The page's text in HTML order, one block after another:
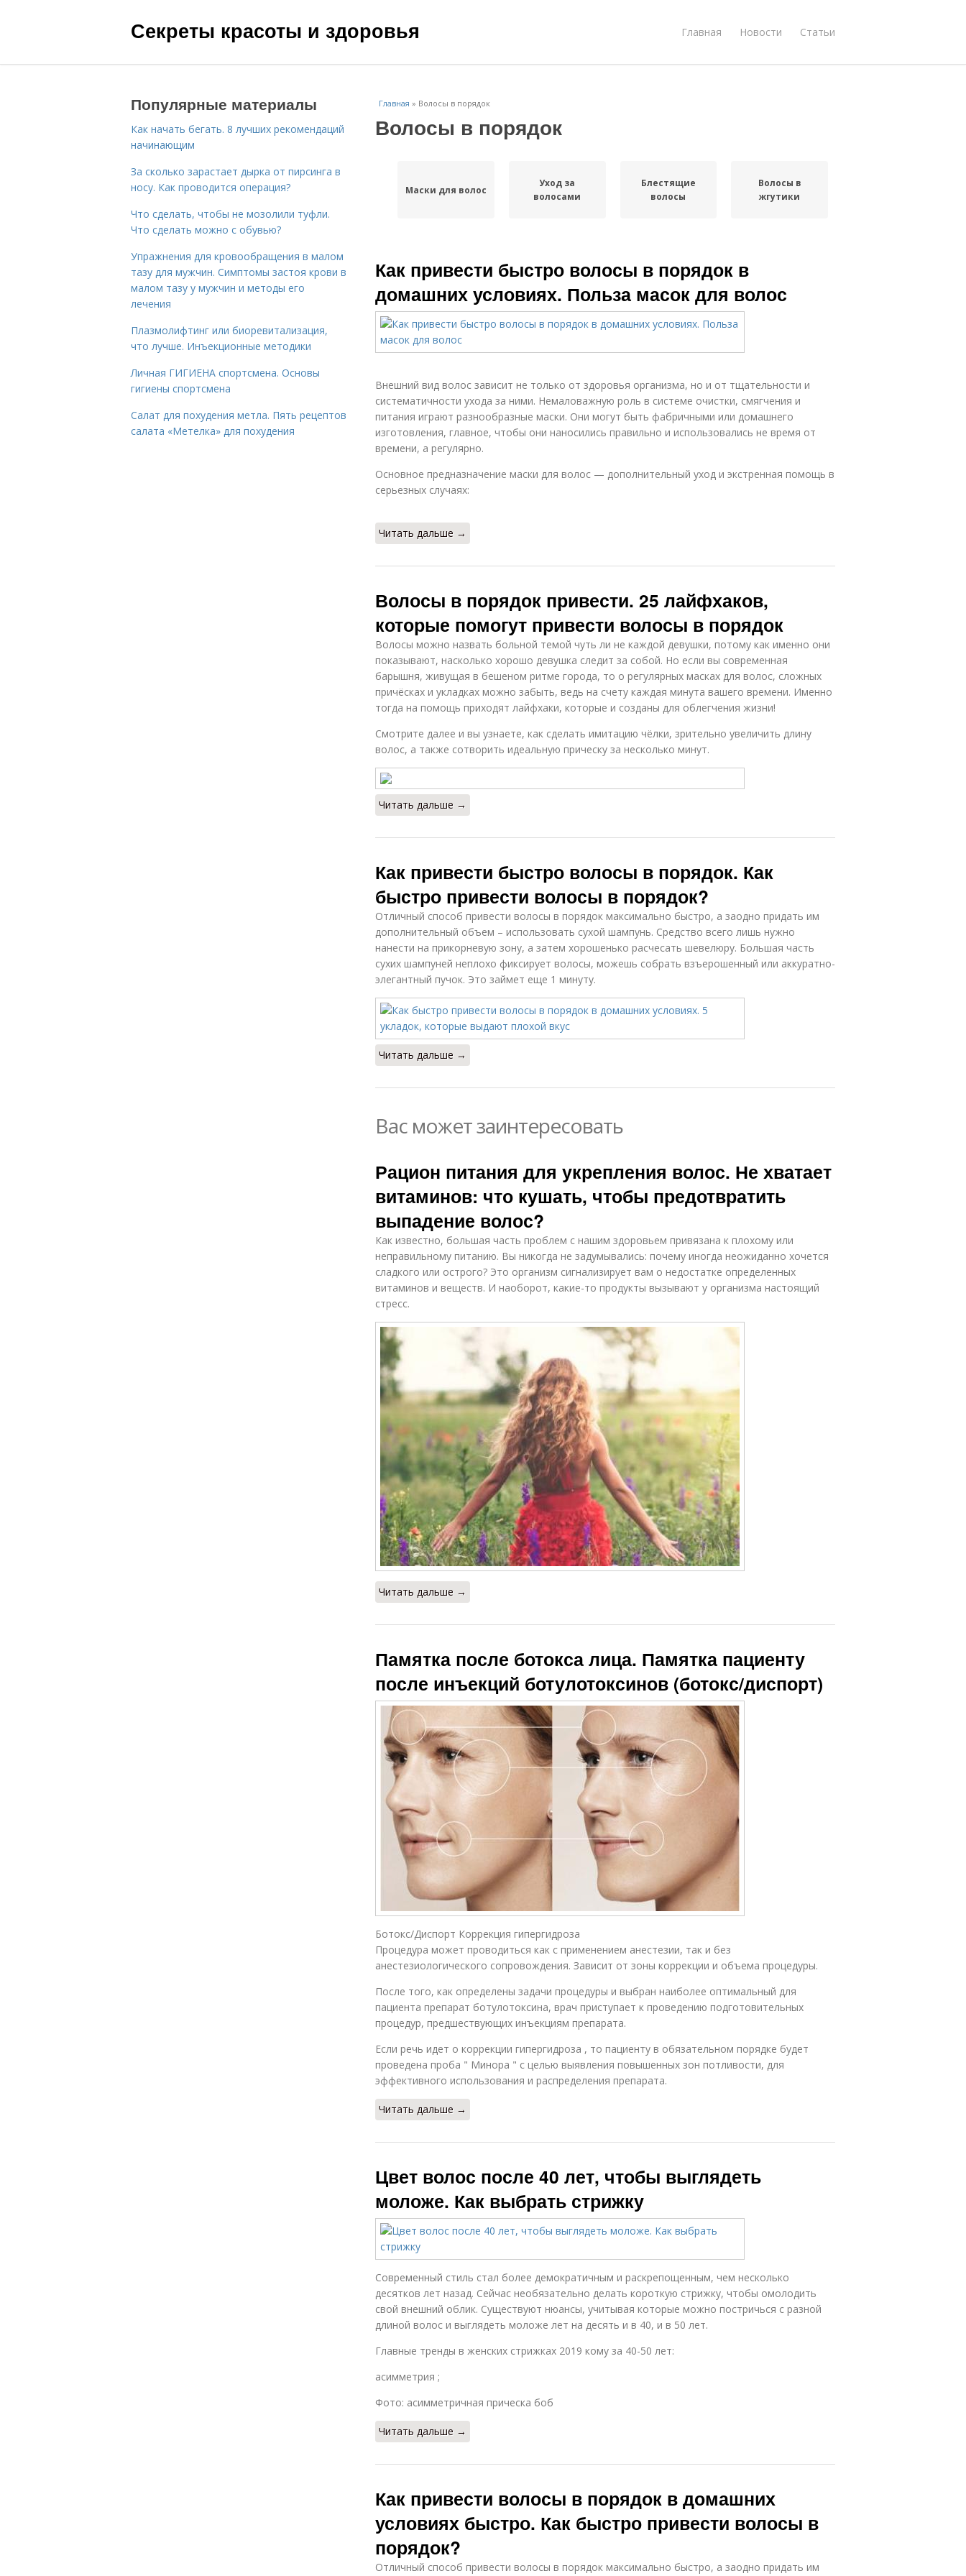
Секреты красоты и здоровья Главная Новости Статьи
Главная » Волосы в порядок
Волосы в порядок
Маски для волос
Уход за
волосами
Блестящие
волосы
Волосы в
жгутики
Как привести быстро волосы в порядок в
домашних условиях. Польза масок для волос
Внешний вид волос зависит не только от здоровья организма, но и от тщательности и
систематичности ухода за ними. Немаловажную роль в системе очистки, смягчения и
питания играют разнообразные маски. Они могут быть фабричными или домашнего
изготовления, главное, чтобы они наносились правильно и использовались не время от
времени, а регулярно.
Основное предназначение маски для волос — дополнительный уход и экстренная помощь в
серьезных случаях:
Читать дальше →
Волосы в порядок привести. 25 лайфхаков,
которые помогут привести волосы в порядок
Волосы можно назвать больной темой чуть ли не каждой девушки, потому как именно они
показывают, насколько хорошо девушка следит за собой. Но если вы современная
барышня, живущая в бешеном ритме города, то о регулярных масках для волос, сложных
причёсках и укладках можно забыть, ведь на счету каждая минута вашего времени. Именно
тогда на помощь приходят лайфхаки, которые и созданы для облегчения жизни!
Смотрите далее и вы узнаете, как сделать имитацию чёлки, зрительно увеличить длину
волос, а также сотворить идеальную прическу за несколько минут.
Читать дальше →
Как привести быстро волосы в порядок. Как
быстро привести волосы в порядок?
Отличный способ привести волосы в порядок максимально быстро, а заодно придать им
дополнительный объем – использовать сухой шампунь. Средство всего лишь нужно
нанести на прикорневую зону, а затем хорошенько расчесать шевелюру. Большая часть
сухих шампуней неплохо фиксирует волосы, можешь собрать взъерошенный или аккуратно-
элегантный пучок. Это займет еще 1 минуту.
Читать дальше →
Вас может заинтересовать
Рацион питания для укрепления волос. Не хватает
витаминов: что кушать, чтобы предотвратить
выпадение волос?
Как известно, большая часть проблем с нашим здоровьем привязана к плохому или
неправильному питанию. Вы никогда не задумывались: почему иногда неожиданно хочется
сладкого или острого? Это организм сигнализирует вам о недостатке определенных
витаминов и веществ. И наоборот, какие-то продукты вызывают у организма настоящий
стресс.
Читать дальше →
Памятка после ботокса лица. Памятка пациенту
после инъекций ботулотоксинов (ботокс/диспорт)
Ботокс/Диспорт Коррекция гипергидроза
Процедура может проводиться как с применением анестезии, так и без
анестезиологического сопровождения. Зависит от зоны коррекции и объема процедуры.
После того, как определены задачи процедуры и выбран наиболее оптимальный для
пациента препарат ботулотоксина, врач приступает к проведению подготовительных
процедур, предшествующих инъекциям препарата.
Если речь идет о коррекции гипергидроза , то пациенту в обязательном порядке будет
проведена проба " Минора " с целью выявления повышенных зон потливости, для
эффективного использования и распределения препарата.
Читать дальше →
Цвет волос после 40 лет, чтобы выглядеть
моложе. Как выбрать стрижку
Современный стиль стал более демократичным и раскрепощенным, чем несколько
десятков лет назад. Сейчас необязательно делать короткую стрижку, чтобы омолодить
свой внешний облик. Существуют нюансы, учитывая которые можно постричься с разной
длиной волос и выглядеть моложе лет на десять и в 40, и в 50 лет.
Главные тренды в женских стрижках 2019 кому за 40-50 лет:
асимметрия ;
Фото: асимметричная прическа боб
Читать дальше →
Как привести волосы в порядок в домашних
условиях быстро. Как быстро привести волосы в
порядок?
Отличный способ привести волосы в порядок максимально быстро, а заодно придать им
Популярные материалы
Как начать бегать. 8 лучших рекомендаций
начинающим
За сколько зарастает дырка от пирсинга в
носу. Как проводится операция?
Что сделать, чтобы не мозолили туфли.
Что сделать можно с обувью?
Упражнения для кровообращения в малом
тазу для мужчин. Симптомы застоя крови в
малом тазу у мужчин и методы его
лечения
Плазмолифтинг или биоревитализация,
что лучше. Инъекционные методики
Личная ГИГИЕНА спортсмена. Основы
гигиены спортсмена
Салат для похудения метла. Пять рецептов
салата «Метелка» для похудения